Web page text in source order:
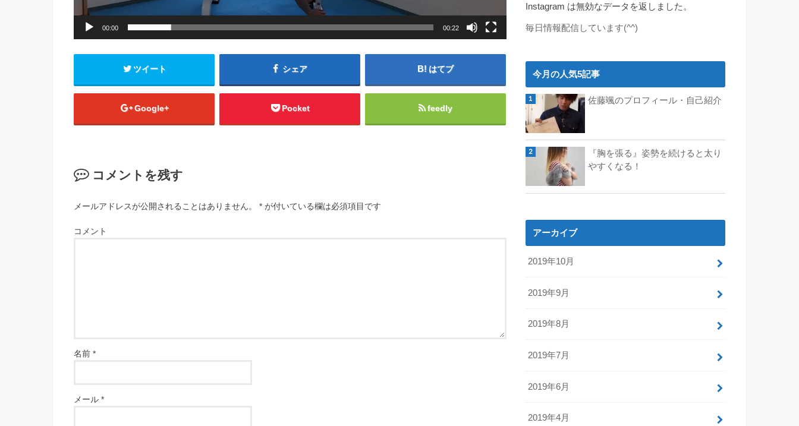
00:00 00:22
ツイート シェア はてブ
Google+ Pocket feedly
コメントを残す
メールアドレスが公開されることはありません。 * が付いている欄は必須項目です
コメント
名前 *
メール *
Instagram は無効なデータを返しました。
毎日情報配信しています(^^)
今月の人気5記事
佐藤颯のプロフィール・自己紹介
『胸を張る』姿勢を続けると太り
やすくなる！
アーカイブ
2019年10月
2019年9月
2019年8月
2019年7月
2019年6月
2019年4月